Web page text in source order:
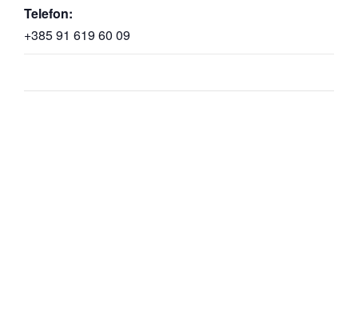
Telefon:
+385 91 619 60 09